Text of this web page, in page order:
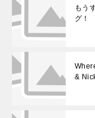
もう
グ！
&